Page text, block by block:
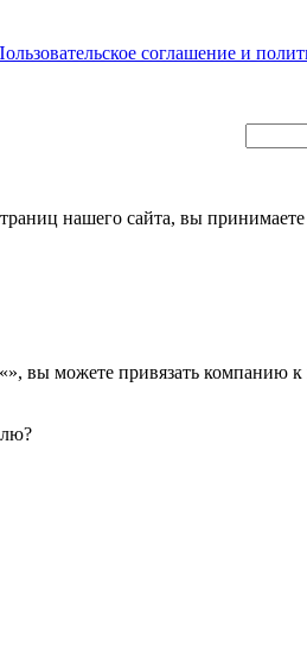
соглашение и
нашего сайта, вы принимаете
», вы можете привязать компанию